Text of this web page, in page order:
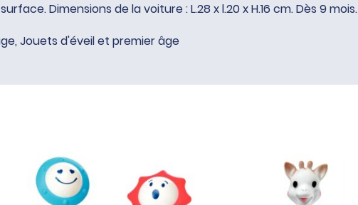
Dimensions de la voiture : L.28 x l.20 x H.16 cm. Dès 9 mois.
, Jouets d'éveil et premier âge